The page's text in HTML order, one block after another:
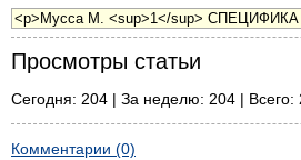
Просмотры статьи
Сегодня: 204 | За неделю: 204 | Всего:
Комментарии (0)